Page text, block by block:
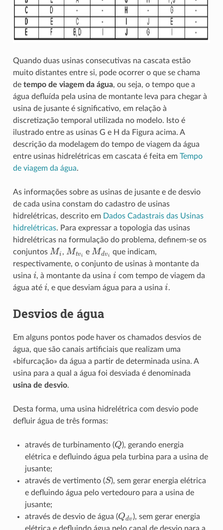
Quando duas usinas consecutivas na cascata estão
muito distantes entre si, pode ocorrer o que se chama
de tempo de viagem da água, ou seja, o tempo que a
água defluída pela usina de montante leva para chegar à
usina de jusante é significativo, em relação à
discretização temporal utilizada no modelo. Isto é
ilustrado entre as usinas G e H da Figura acima. A
descrição da modelagem do tempo de viagem da água
entre usinas hidrelétricas em cascata é feita em Tempo
de viagem da água.
As informações sobre as usinas de jusante e de desvio
de cada usina constam do cadastro de usinas
hidrelétricas, descrito em Dados Cadastrais das Usinas
hidrelétricas. Para expressar a topologia das usinas
hidrelétricas na formulação do problema, definem-se os
conjuntos Mi , Mt eMd
que indicam,
respectivamente, o conjunto de usinas à montante da
usina i, à montante da usinai com tempo de viagem da
água até i, e que desviam água para a usinai.
Desvios de água
Em alguns pontos pode haver os chamados desvios de
água, que são canais artificiais que realizam uma
«bifurcação» da água a partir de determinada usina. A
usina para a qual a água foi desviada é denominada
usina de desvio.
Desta forma, uma usina hidrelétrica com desvio pode
defluir água de três formas:
através de turbinamento (Q), gerando energia
elétrica e defluindo água pela turbina para a usina de
jusante;
através de vertimento (S), sem gerar energia elétrica
e defluindo água pelo vertedouro para a usina de
jusante;
através de desvio de água (Q v), sem gerar energia